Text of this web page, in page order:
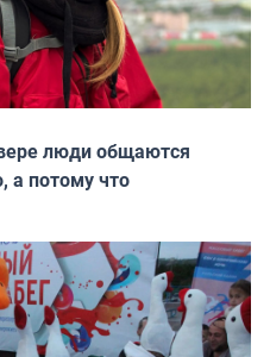
люди общаются
а потому что